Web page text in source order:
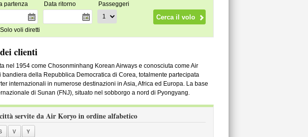
partenza Data ritorno Passeggeri
Solo voli diretti
clienti
nel 1954 come Chosonminhang Korean Airways e conosciuta come Air
bandiera della Repubblica Democratica di Corea, totalmente partecipata
internazionali in numerose destinazioni in Asia, Africa ed Europa. La base
di Sunan (FNJ), situato nel sobborgo a nord di Pyongyang.
servite da Air Koryo in ordine alfabetico
V Y